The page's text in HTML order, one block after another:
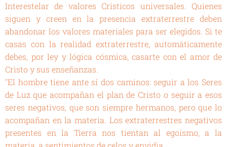
Interestelar de valores Crísticos universales. Quienes
siguen y creen en la presencia extraterrestre deben
abandonar los valores materiales para ser elegidos. Si te
casas con la realidad extraterrestre, automáticamente
debes, por ley y lógica cósmica, casarte con el amor de
Cristo y sus enseñanzas.
"El hombre tiene ante sí dos caminos: seguir a los Seres
de Luz que acompañan el plan de Cristo o seguir a esos
seres negativos, que son siempre hermanos, pero que lo
acompañan en la materia. Los extraterrestres negativos
presentes en la Tierra nos tientan al egoísmo, a la